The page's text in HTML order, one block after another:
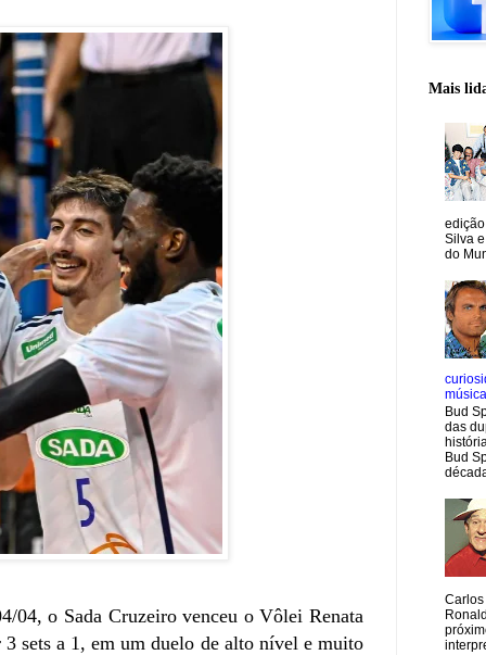
04, o Sada Cruzeiro venceu o Vôlei Renata
sets a 1, em um duelo de alto nível e muito
Mais
Silva
do
Bud
das
Bud
Carlos